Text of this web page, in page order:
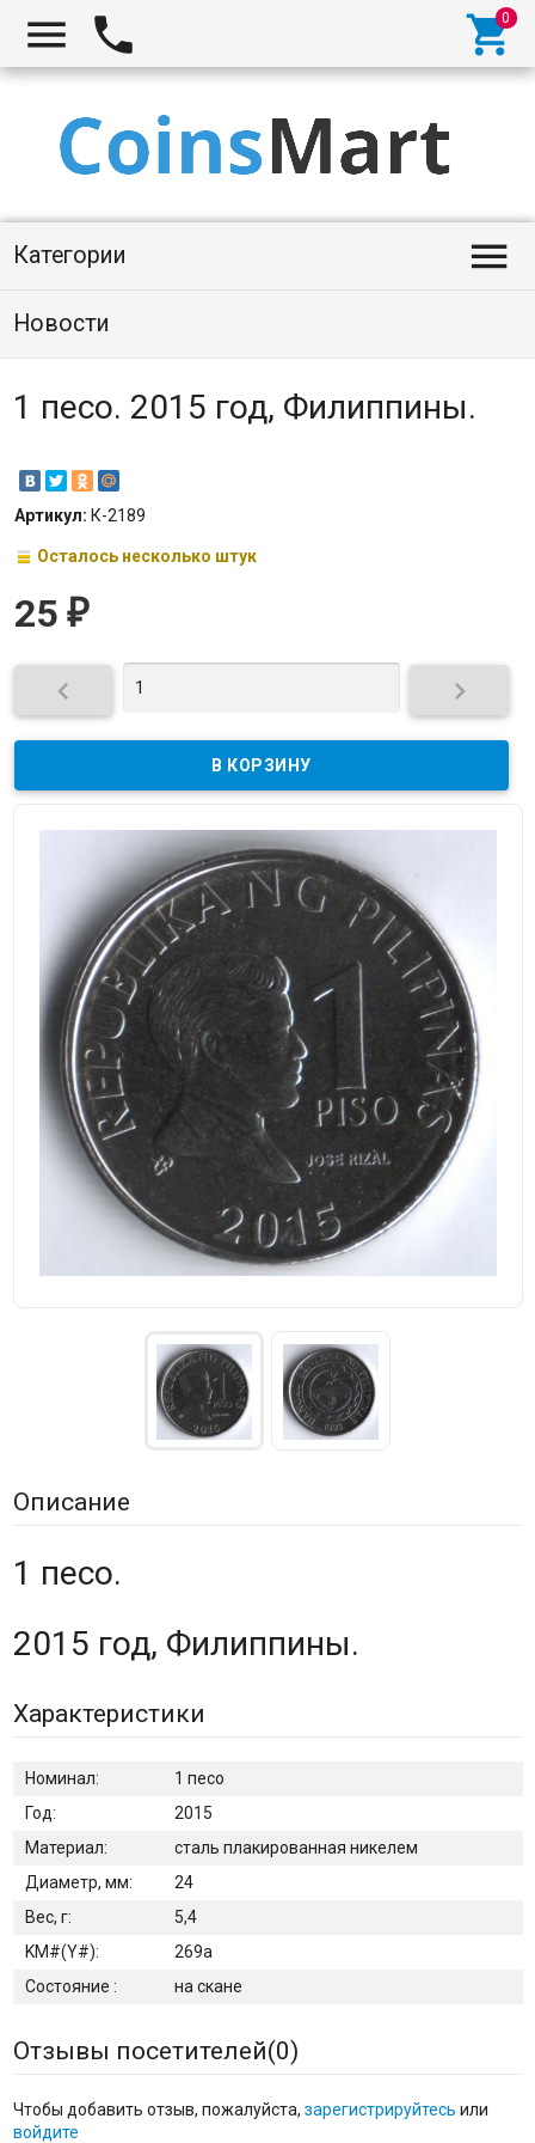
  
Категории 
Новости
1 песо. 2015 год, Филиппины.
Артикул: К-2189
Осталось несколько штук
25 ₽
 
Описание
1 песо.
2015 год, Филиппины.
Характеристики
Номинал:
1 песо
Год:
2015
Материал:
сталь плакированная никелем
Диаметр, мм:
24
Вес, г:
5,4
KM#(Y#):
269а
Состояние :
на скане
Отзывы посетителей(0)
Чтобы добавить отзыв, пожалуйста, зарегистрируйтесь или
войдите